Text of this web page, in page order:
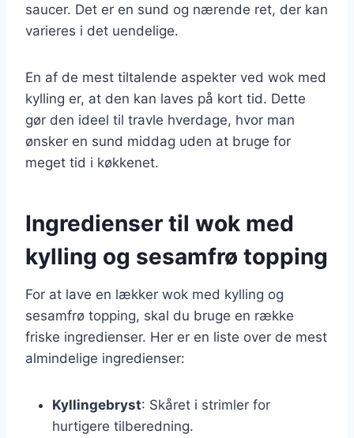
saucer. Det er en sund og nærende ret, der kan
varieres i det uendelige.
En af de mest tiltalende aspekter ved wok med
kylling er, at den kan laves på kort tid. Dette
gør den ideel til travle hverdage, hvor man
ønsker en sund middag uden at bruge for
meget tid i køkkenet.
Ingredienser til wok med
kylling og sesamfrø topping
For at lave en lækker wok med kylling og
sesamfrø topping, skal du bruge en række
friske ingredienser. Her er en liste over de mest
almindelige ingredienser:
Kyllingebryst: Skåret i strimler for
hurtigere tilberedning.